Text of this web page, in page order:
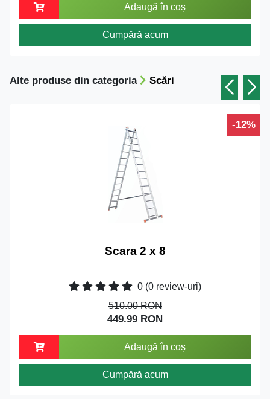
Adaugă în coș
Cumpără acum
Alte produse din categoria Scări
-12%
Scara 2 x 8
0 (0 review-uri)
510.00 RON
449.99 RON
Adaugă în coș
Cumpără acum